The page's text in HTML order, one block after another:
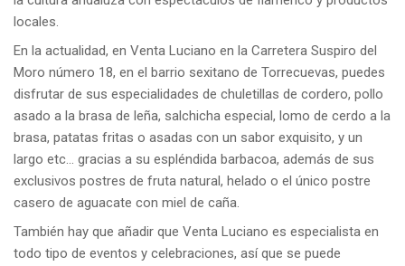
locales.
En la actualidad, en Venta Luciano en la Carretera Suspiro del
Moro número 18, en el barrio sexitano de Torrecuevas, puedes
disfrutar de sus especialidades de chuletillas de cordero, pollo
asado a la brasa de leña, salchicha especial, lomo de cerdo a la
brasa, patatas fritas o asadas con un sabor exquisito, y un
largo etc… gracias a su espléndida barbacoa, además de sus
exclusivos postres de fruta natural, helado o el único postre
casero de aguacate con miel de caña.
También hay que añadir que Venta Luciano es especialista en
todo tipo de eventos y celebraciones, así que se puede